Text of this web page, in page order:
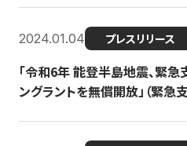
2024.01.04 プレスリリース
「令和6年 能登半島地震、緊
ングラントを無償開放」（緊急